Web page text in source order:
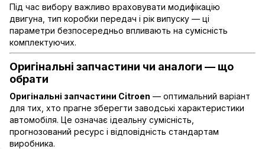
Під час вибору важливо враховувати модифікацію
двигуна, тип коробки передач і рік випуску — ці
параметри безпосередньо впливають на сумісність
комплектуючих.
Оригінальні запчастини чи аналоги — що
обрати
Оригінальні запчастини Citroen — оптимальний варіант
для тих, хто прагне зберегти заводські характеристики
автомобіля. Це означає ідеальну сумісність,
прогнозований ресурс і відповідність стандартам
виробника.